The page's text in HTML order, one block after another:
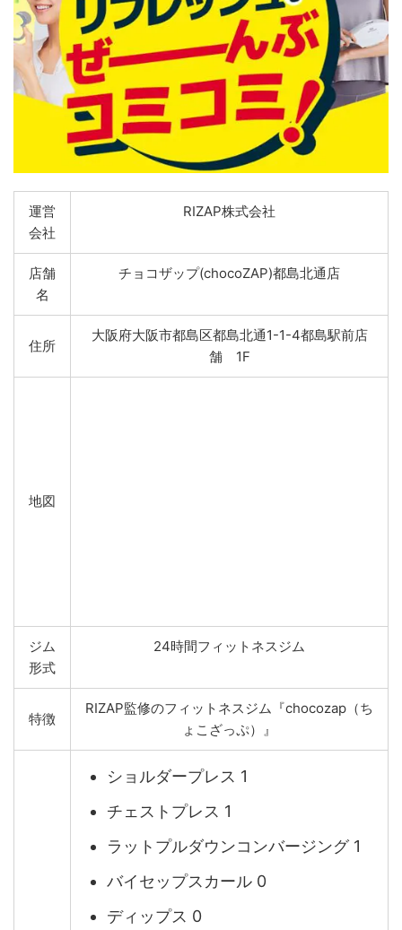
運営
会社
RIZAP株式会社
店舗
名
チョコザップ(chocoZAP)都島北通店
住所
大阪府大阪市都島区都島北通1-1-4都島駅前店
舗 1F
地図
ジム
形式
24時間フィットネスジム
特徴
RIZAP監修のフィットネスジム『chocozap（ち
ょこざっぷ）』
ショルダープレス 1
チェストプレス 1
ラットプルダウンコンバージング 1
バイセップスカール 0
ディップス 0